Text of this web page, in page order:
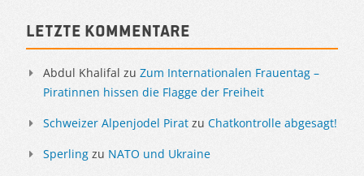
Sidebar
Letzte Kommentare
Abdul Khalifal zu Zum Internationalen Frauentag –
Piratinnen hissen die Flagge der Freiheit
Schweizer Alpenjodel Pirat zu Chatkontrolle abgesagt!
Sperling zu NATO und Ukraine